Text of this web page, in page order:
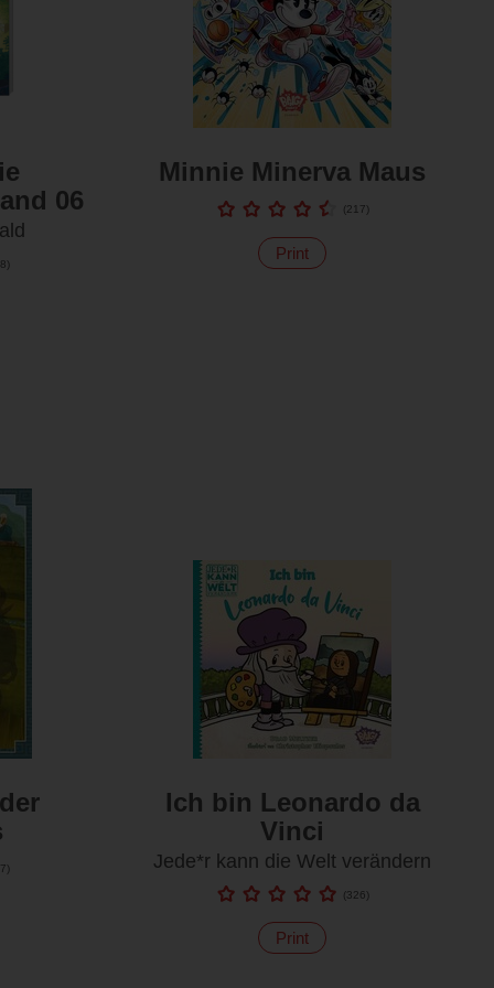
06
)
Minnie Minerva Maus
(217)
Print
)
Ich bin Leonardo da
Vinci
Jede*r kann die Welt verändern
(326)
Print